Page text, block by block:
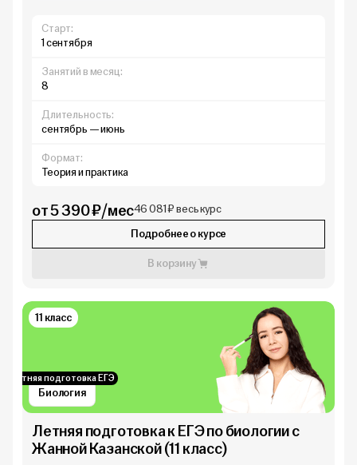
Старт:
1 сентября
Занятий в месяц:
8
Длительность:
сентябрь — июнь
Формат:
Теория и практика
от 5 390 ₽/мес46 081 ₽ весь курс
Подробнее о курсе
В корзину
Биология
Летняя подготовка ЕГЭ
11 класс
Летняя подготовка к ЕГЭ по биологии с
Жанной Казанской (11 класс)